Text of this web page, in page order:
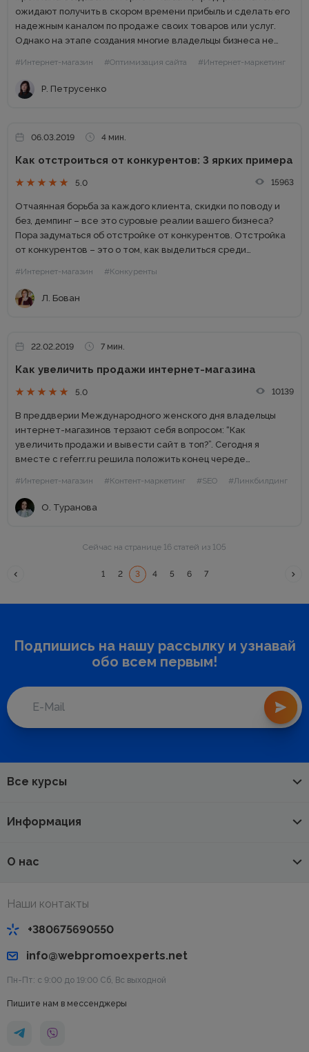
ожидают получить в скором времени прибыль и сделать его
надежным каналом по продаже своих товаров или услуг.
Однако на этапе создания многие владельцы бизнеса не
клиентов на свой сайт...
#Интернет-магазин #Оптимизация сайта #Интернет-маркетинг
Р. Петрусенко
06.03.2019 4 мин.
Как отстроиться от конкурентов: 3 ярких примера
5.0 15963
Отчаянная борьба за каждого клиента, скидки по поводу и
без, демпинг – все это суровые реалии вашего бизнеса?
Пора задуматься об отстройке от конкурентов. Отстройка
от конкурентов – это о том, как выделиться среди
#Интернет-магазин #Конкуренты
Л. Бован
22.02.2019 7 мин.
Как увеличить продажи интернет-магазина
5.0 10139
В преддверии Международного женского дня владельцы
интернет-магазинов терзают себя вопросом: “Как
увеличить продажи и вывести сайт в топ?”. Сегодня я
вместе с referr.ru решила положить конец череде
#Интернет-магазин #Контент-маркетинг #SEO #Линкбилдинг
О. Туранова
Сейчас на странице 16 статей из 105
1 2 3 4 5 6 7
Подпишись на нашу рассылку и узнавай
обо всем первым!
Все курсы
Информация
О нас
Наши контакты
+380675690550
info@webpromoexperts.net
Пн-Пт: с 9:00 до 19:00 Cб, Вс выходной
Пишите нам в мессенджеры